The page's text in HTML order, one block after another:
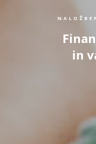
in